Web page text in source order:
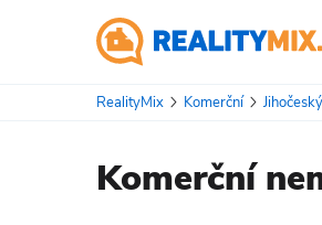
RealityMix Komerční
Komerční